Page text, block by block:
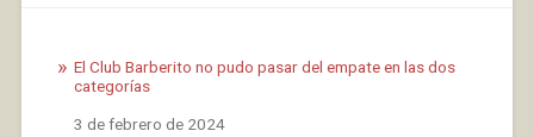
El Club Barberito no pudo pasar del empate en las dos
categorías
Fecha
3 de febrero de 2024